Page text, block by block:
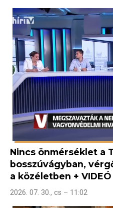
Nincs önmérséklet a
bosszúvágyban,
a közéletben + VIDEÓ
2026. 07. 30., cs – 11:02